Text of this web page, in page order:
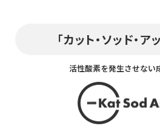
「カット・ソッド・ア
活性酸素を発生させな